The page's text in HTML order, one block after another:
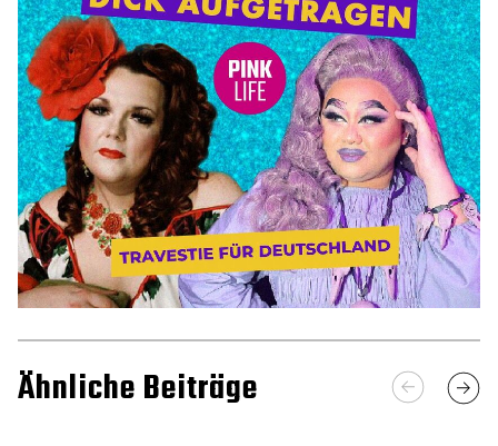
Ähnliche Beiträge